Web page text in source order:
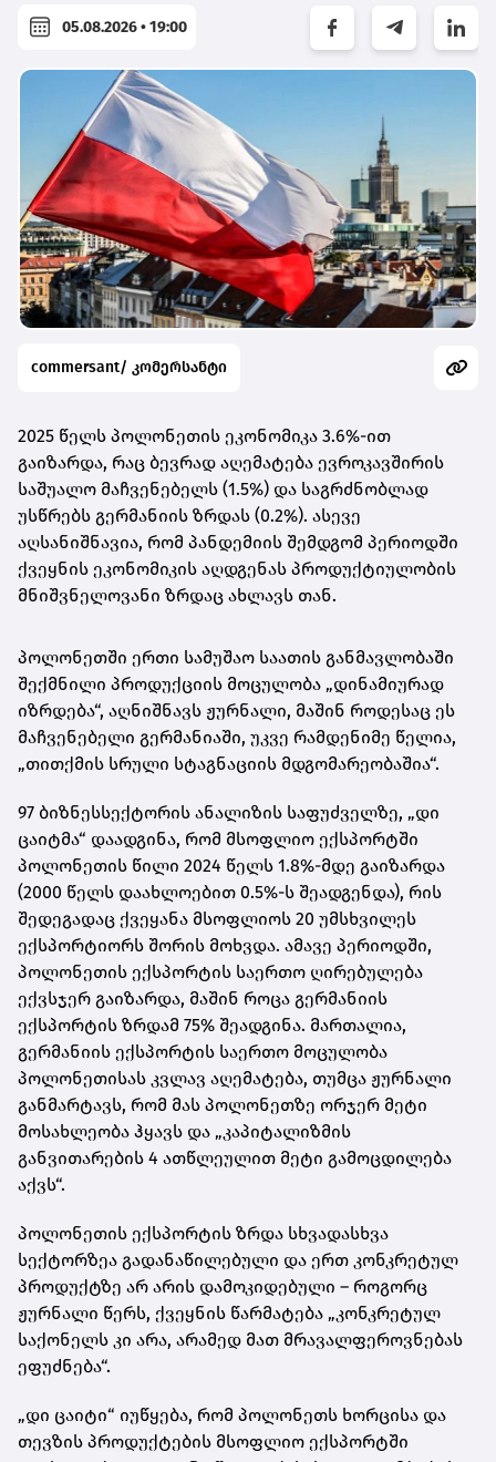
05.08.2026 • 19:00
commersant/ კომერსანტი
2025 წელს პოლონეთის ეკონომიკა 3.6%-ით
გაიზარდა, რაც ბევრად აღემატება ევროკავშირის
საშუალო მაჩვენებელს (1.5%) და საგრძნობლად
უსწრებს გერმანიის ზრდას (0.2%). ასევე
აღსანიშნავია, რომ პანდემიის შემდგომ პერიოდში
ქვეყნის ეკონომიკის აღდგენას პროდუქტიულობის
მნიშვნელოვანი ზრდაც ახლავს თან.
პოლონეთში ერთი სამუშაო საათის განმავლობაში
შექმნილი პროდუქციის მოცულობა „დინამიურად
იზრდება“, აღნიშნავს ჟურნალი, მაშინ როდესაც ეს
მაჩვენებელი გერმანიაში, უკვე რამდენიმე წელია,
„თითქმის სრული სტაგნაციის მდგომარეობაშია“.
97 ბიზნესსექტორის ანალიზის საფუძველზე, „დი
ცაიტმა“ დაადგინა, რომ მსოფლიო ექსპორტში
პოლონეთის წილი 2024 წელს 1.8%-მდე გაიზარდა
(2000 წელს დაახლოებით 0.5%-ს შეადგენდა), რის
შედეგადაც ქვეყანა მსოფლიოს 20 უმსხვილეს
ექსპორტიორს შორის მოხვდა. ამავე პერიოდში,
პოლონეთის ექსპორტის საერთო ღირებულება
ექვსჯერ გაიზარდა, მაშინ როცა გერმანიის
ექსპორტის ზრდამ 75% შეადგინა. მართალია,
გერმანიის ექსპორტის საერთო მოცულობა
პოლონეთისას კვლავ აღემატება, თუმცა ჟურნალი
განმარტავს, რომ მას პოლონეთზე ორჯერ მეტი
მოსახლეობა ჰყავს და „კაპიტალიზმის
განვითარების 4 ათწლეულით მეტი გამოცდილება
აქვს“.
პოლონეთის ექსპორტის ზრდა სხვადასხვა
სექტორზეა გადანაწილებული და ერთ კონკრეტულ
პროდუქტზე არ არის დამოკიდებული – როგორც
ჟურნალი წერს, ქვეყნის წარმატება „კონკრეტულ
საქონელს კი არა, არამედ მათ მრავალფეროვნებას
ეფუძნება“.
„დი ცაიტი“ იუწყება, რომ პოლონეთს ხორცისა და
თევზის პროდუქტების მსოფლიო ექსპორტში